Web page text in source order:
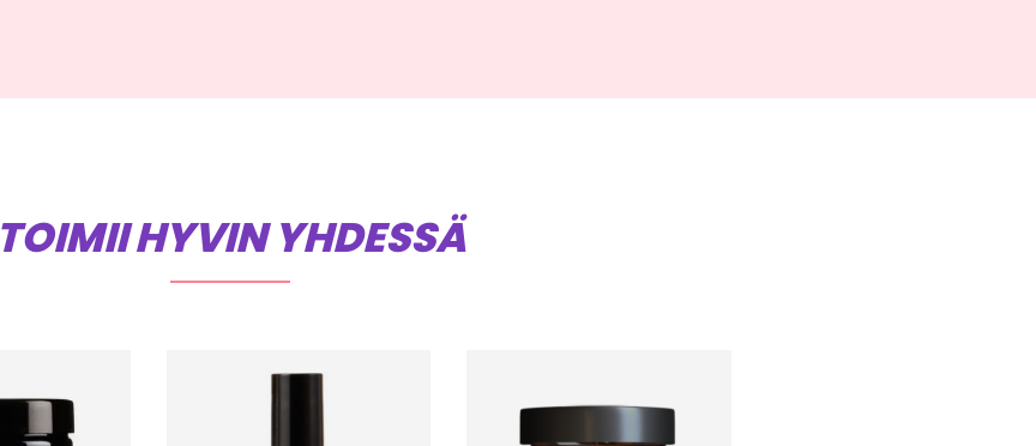
TOIMII HYVIN YHDESSÄ